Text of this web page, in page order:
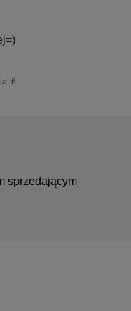
6
sprzedającym